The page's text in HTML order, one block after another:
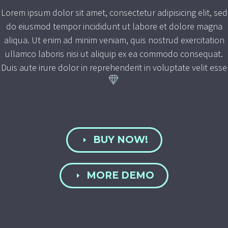
Lorem ipsum dolor sit amet, consectetur adipisicing elit, sed
do eiusmod tempor incididunt ut labore et dolore magna
aliqua. Ut enim ad minim veniam, quis nostrud exercitation
ullamco laboris nisi ut aliquip ex ea commodo consequat.
Duis aute irure dolor in reprehenderit in voluptate velit esse


E BUY NOW!
E MORE DEMO